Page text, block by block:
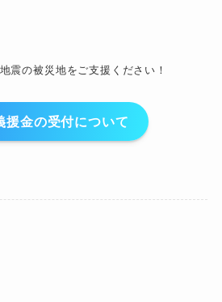
震の被災地をご支援ください！
援金の受付について